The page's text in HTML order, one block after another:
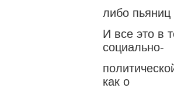
либо
И все это в
социально-
как о